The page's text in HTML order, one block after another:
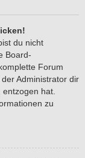
du nicht
Board-
Forum
Administrator dir
hat.
zu